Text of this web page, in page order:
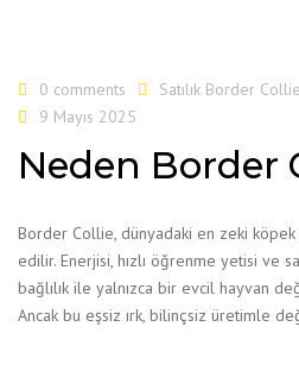
0 comments Satılık Border Collie
9 Mayıs 2025
Neden Border
Border Collie, dünyadaki en zeki köpek
edilir. Enerjisi, hızlı öğrenme yetisi ve
bağlılık ile yalnızca bir evcil hayvan
Ancak bu eşsiz ırk, bilinçsiz üretimle